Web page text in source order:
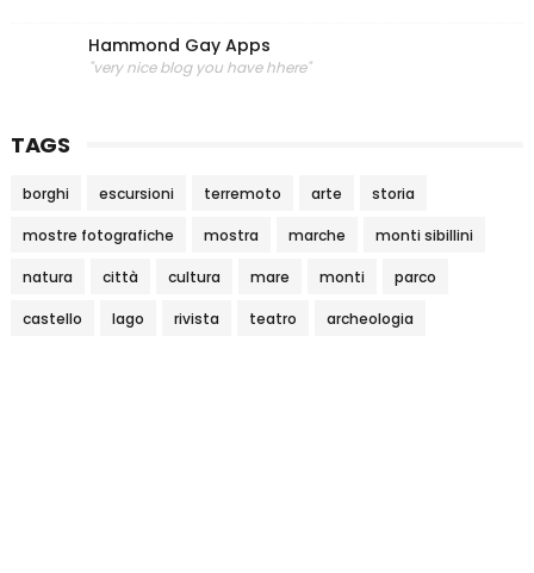
Hammond Gay Apps
"very nice blog you have hhere"
TAGS
borghi escursioni terremoto arte storia
mostre fotografiche mostra marche monti sibillini
natura città cultura mare monti parco
castello lago rivista teatro archeologia